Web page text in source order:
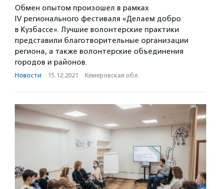
Обмен опытом произошел в рамках
IV регионального фестиваля «Делаем добро
в Кузбассе». Лучшие волонтерские практики
представили благотворительные организации
региона, а также волонтерские объединения
городов и районов.
Новости · 15.12.2021 · Кемеровская обл.